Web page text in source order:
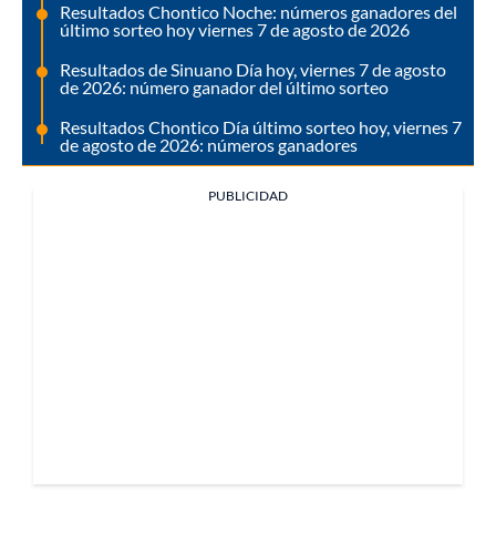
Resultados Chontico Noche: números ganadores del
último sorteo hoy viernes 7 de agosto de 2026
Resultados de Sinuano Día hoy, viernes 7 de agosto
de 2026: número ganador del último sorteo
Resultados Chontico Día último sorteo hoy, viernes 7
de agosto de 2026: números ganadores
PUBLICIDAD